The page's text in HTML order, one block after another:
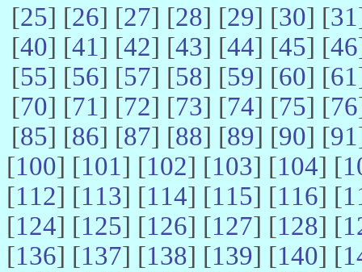
[25] [26] [27] [28] [29] [30] [31
[40] [41] [42] [43] [44] [45] [46
[55] [56] [57] [58] [59] [60] [61
[70] [71] [72] [73] [74] [75] [76
[85] [86] [87] [88] [89] [90] [91
[100] [101] [102] [103] [104] [
[112] [113] [114] [115] [116] [
[124] [125] [126] [127] [128] [
[136] [137] [138] [139] [140] [